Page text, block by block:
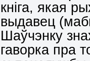
кніга, якая
выдавец
Шаўчэнку
гаворка пра